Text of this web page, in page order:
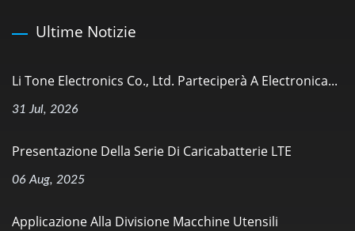
Ultime Notizie
Li Tone Electronics Co., Ltd. Parteciperà A Electronica...
31 Jul, 2026
Presentazione Della Serie Di Caricabatterie LTE
06 Aug, 2025
Applicazione Alla Divisione Macchine Utensili